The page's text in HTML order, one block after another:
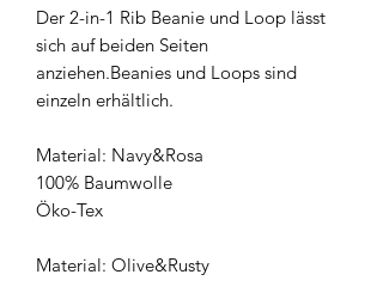
Der 2-in-1 Rib Beanie und Loop lässt
sich auf beiden Seiten
anziehen.Beanies und Loops sind
einzeln erhältlich.
Material: Navy&Rosa
100% Baumwolle
Öko-Tex
Material: Olive&Rusty